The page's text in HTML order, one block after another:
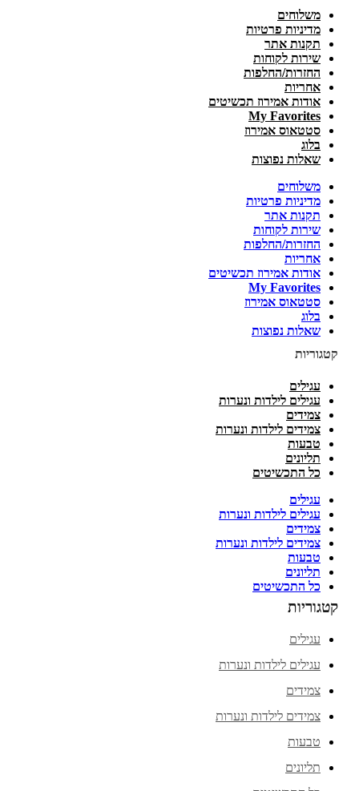
משלוחים
מדיניות פרטיות
תקנות אתר
שירות לקוחות
החזרות/החלפות
אחריות
אודות אמירוז תכשיטים
My Favorites
סטטאוס אמירוז
בלוג
שאלות נפוצות
משלוחים
מדיניות פרטיות
תקנות אתר
שירות לקוחות
החזרות/החלפות
אחריות
אודות אמירוז תכשיטים
My Favorites
סטטאוס אמירוז
בלוג
שאלות נפוצות
קטגוריות
עגילים
עגילים לילדות ונערות
צמידים
צמידים לילדות ונערות
טבעות
תליונים
כל התכשיטים
עגילים
עגילים לילדות ונערות
צמידים
צמידים לילדות ונערות
טבעות
תליונים
כל התכשיטים
קטגוריות
עגילים
עגילים לילדות ונערות
צמידים
צמידים לילדות ונערות
טבעות
תליונים